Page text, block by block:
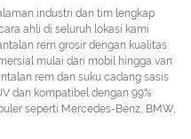
industri dan tim lengkap
ahli di seluruh lokasi kami
rem grosir dengan kualitas
mulai dari mobil hingga van
rem dan suku cadang sasis
dan kompatibel dengan 99%
seperti Mercedes-Benz, BMW,